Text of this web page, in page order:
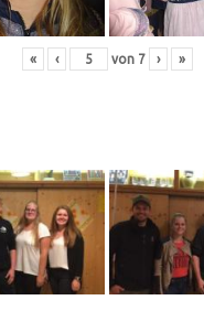
« ‹ von 7 › »